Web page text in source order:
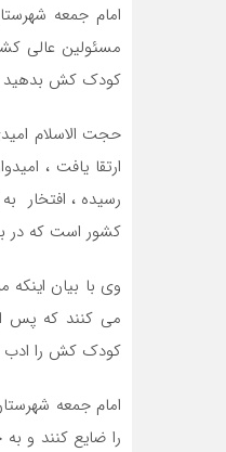
امام جمعه
مسئولین عالی
کودک کش بدهید ،
کشور است که در بین مردم به
وی با بیان
می کنند که پس
کودک کش را ادب و
امام جمعه
را ضایع کنند و به